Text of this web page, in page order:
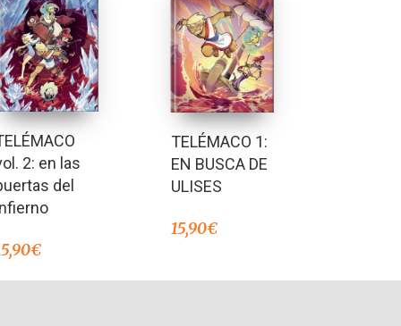
2: en las
del
€
TELÉMACO 1:
EN BUSCA DE
ULISES
15,90€